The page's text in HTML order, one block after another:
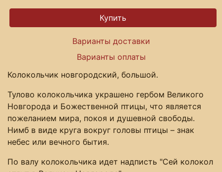
Варианты доставки
Варианты оплаты
Колокольчик новгородский, большой.
Тулово колокольчика украшено гербом Великого
Новгорода и Божественной птицы, что является
пожеланием мира, покоя и душевной свободы.
Нимб в виде круга вокруг головы птицы – знак
небес или вечного бытия.
По валу колокольчика идет надписть "Сей колокол